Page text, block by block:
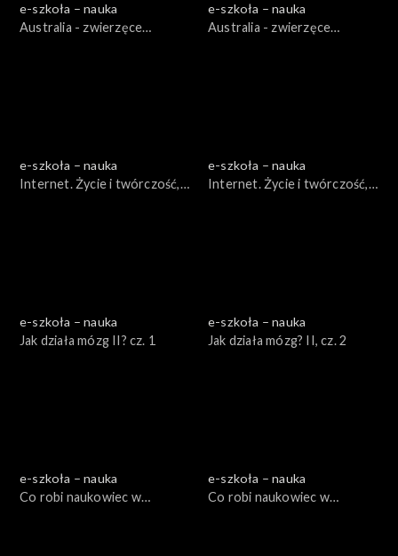
e-szkoła – nauka
Australia - zwierzęce
e-szkoła – nauka
Australia - zwierzęce
e-szkoła – nauka
Internet. Życie i twórczość,
e-szkoła – nauka
Internet. Życie i twórczość,
e-szkoła – nauka
Jak działa mózg II? cz. 1
e-szkoła – nauka
Jak działa mózg? II, cz. 2
e-szkoła – nauka
Co robi naukowiec w
e-szkoła – nauka
Co robi naukowiec w